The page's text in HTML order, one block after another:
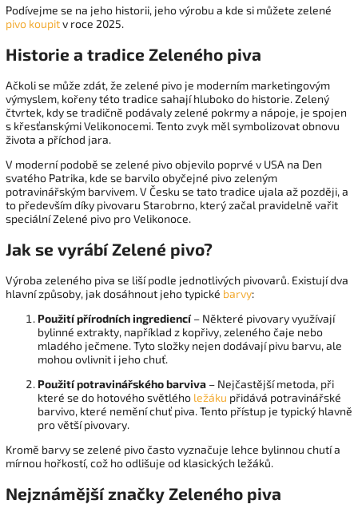
Podívejme se na jeho historii, jeho výrobu a kde si můžete zelené
pivo koupitv roce 2025.
Historie a tradice Zeleného piva
Ačkoli se může zdát, že zelené pivo je moderním marketingovým
výmyslem, kořeny této tradice sahají hluboko do historie. Zelený
čtvrtek, kdy se tradičně podávaly zelené pokrmy a nápoje, je spojen
s křesťanskými Velikonocemi. Tento zvyk měl symbolizovat obnovu
života a příchod jara.
V moderní podobě se zelené pivo objevilo poprvé v USA na Den
svatého Patrika, kde se barvilo obyčejné pivo zeleným
potravinářským barvivem. V Česku se tato tradice ujala až později, a
to především díky pivovaru Starobrno, který začal pravidelně vařit
speciální Zelené pivo pro Velikonoce.
Jak se vyrábí Zelené pivo?
Výroba zeleného piva se liší podle jednotlivých pivovarů. Existují dva
hlavní způsoby, jak dosáhnout jeho typické barvy:
Použití přírodních ingrediencí– Některé pivovary využívají
bylinné extrakty, například z kopřivy, zeleného čaje nebo
mladého ječmene. Tyto složky nejen dodávají pivu barvu, ale
mohou ovlivnit i jeho chuť.
Použití potravinářského barviva – Nejčastější metoda, při
které se do hotového světlého ležáku přidává potravinářské
barvivo, které nemění chuť piva. Tento přístup je typický hlavně
pro větší pivovary.
Kromě barvy se zelené pivo často vyznačuje lehce bylinnou chutí a
mírnou hořkostí, což ho odlišuje od klasických ležáků.
Nejznámější značky Zeleného piva